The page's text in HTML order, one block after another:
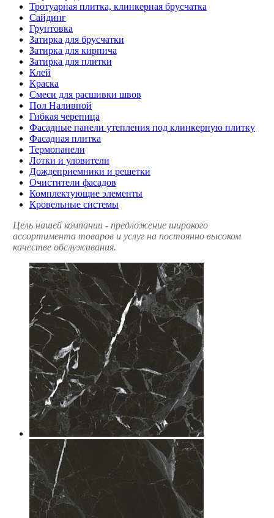
Тротуарная плитка, клинкерная брусчатка
Сайдинг
Грунтовка
Затирка для брусчатки
Затирка для кирпича
Затирка для плитки
Клей
Краска
Смеси для расшивки швов
Пол Наливной
Гибкая черепица
Фасадные панели утепления под клинкерную плитку
Фасадная плитка
Термопанели
Лотки и уловители
Дождеприемники и решетки
Очистители фасадов
Комплектующие элементы
Кровельные системы
Цель нашей компании - предложение широкого
ассортимента товаров и услуг на постоянно высоком
качестве обслуживания.